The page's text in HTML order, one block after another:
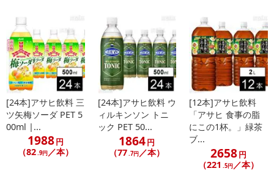
[24本]アサヒ飲料 三
ツ矢梅ソーダ PET 5
00ml |...
1988円
（82.9円／本）
[24本]アサヒ飲料 ウ
ィルキンソン トニ
ック PET 50...
1864円
（77.7円／本）
[12本]アサヒ飲料
「アサヒ 食事の脂
にこの1杯。」緑茶
ブ...
2658円
（221 .5円／本）